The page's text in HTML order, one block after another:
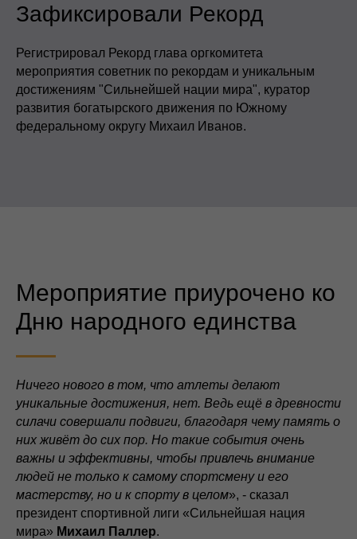
Зафиксировали Рекорд
Регистрировал Рекорд глава оргкомитета
мероприятия советник по рекордам и уникальным
достижениям "Сильнейшей нации мира", куратор
развития богатырского движения по Южному
федеральному округу Михаил Иванов.
Мероприятие приурочено ко
Дню народного единства
Ничего нового в том, что атлеты делают
уникальные достижения, нет. Ведь ещё в древности
силачи совершали подвиги, благодаря чему память о
них живёт до сих пор. Но такие события очень
важны и эффективны, чтобы привлечь внимание
людей не только к самому спортсмену и его
мастерству, но и к спорту в целом», - сказал
президент спортивной лиги «Сильнейшая нация
мира» Михаил Паллер.